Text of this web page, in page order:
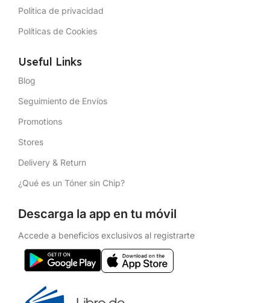
Política de privacidad
Políticas de Cookies
Useful Links
Blog
Seguimiento de Envíos
Promotions
Stores
Delivery & Return
¿Qué es un Tóner sin Chip?
Descarga la app en tu móvil
Accede a beneficios exclusivos al registrarte